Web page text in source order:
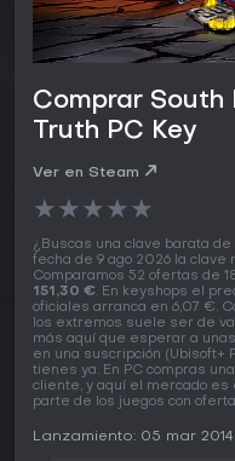
Comprar South
Truth PC Key
Ver en Steam
★★★★★
¿Buscas una clave barata de
fecha de 9 ago 2026 la clave
Comparamos 52 ofertas de
151,30 €. En keyshops el
oficiales arranca en 6,07 €.
los extremos suele ser de
más aquí que esperar a
en una suscripción (Ubisoft+
tienes ya. En PC compras
cliente, y aquí el mercado es
parte de los juegos con
Lanzamiento: 05 mar 2014